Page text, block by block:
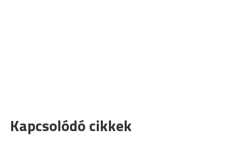
Kapcsolódó cikkek